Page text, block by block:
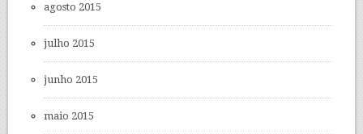
agosto 2015
julho 2015
junho 2015
maio 2015